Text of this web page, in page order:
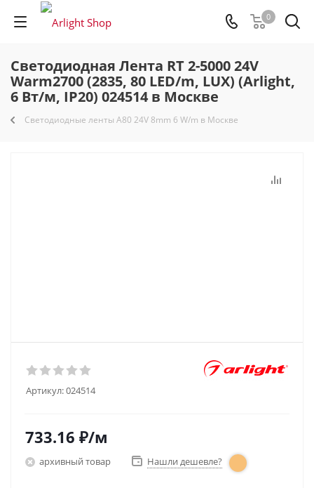
0
Светодиодная Лента RT 2-5000 24V
Warm2700 (2835, 80 LED/m, LUX) (Arlight,
6 Вт/м, IP20) 024514 в Москве
Светодиодные ленты A80 24V 8mm 6 W/m в Москве
Артикул:024514
733.16 ₽/м
архивный товар Нашли дешевле?